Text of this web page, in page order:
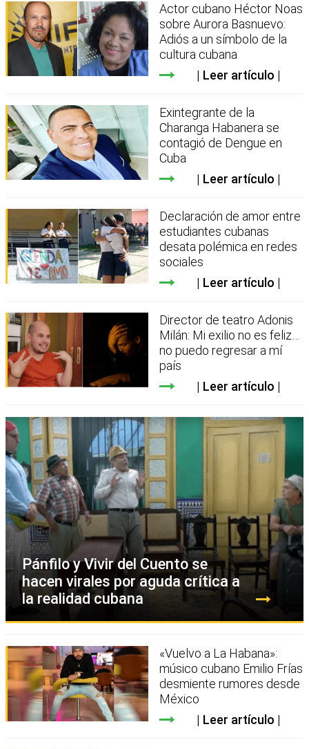
Actor cubano Héctor Noas
sobre Aurora Basnuevo:
Adiós a un símbolo de la
cultura cubana
Leer artículo
Exintegrante de la
Charanga Habanera se
contagió de Dengue en
Cuba
Leer artículo
Declaración de amor entre
estudiantes cubanas
desata polémica en redes
sociales
Leer artículo
Director de teatro Adonis
Milán: Mi exilio no es feliz…
no puedo regresar a mí
país
Leer artículo
Pánfilo y Vivir del Cuento se
hacen virales por aguda crítica a
la realidad cubana
«Vuelvo a La Habana»:
músico cubano Emilio Frías
desmiente rumores desde
México
Leer artículo